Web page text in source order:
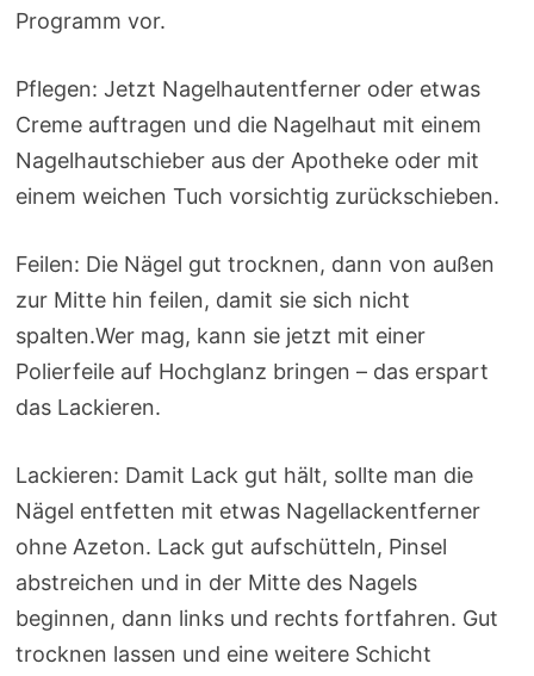
Programm vor.
Pflegen: Jetzt Nagelhautentferner oder etwas
Creme auftragen und die Nagelhaut mit einem
Nagelhautschieber aus der Apotheke oder mit
einem weichen Tuch vorsichtig zurückschieben.
Feilen: Die Nägel gut trocknen, dann von außen
zur Mitte hin feilen, damit sie sich nicht
spalten.Wer mag, kann sie jetzt mit einer
Polierfeile auf Hochglanz bringen – das erspart
das Lackieren.
Lackieren: Damit Lack gut hält, sollte man die
Nägel entfetten mit etwas Nagellackentferner
ohne Azeton. Lack gut aufschütteln, Pinsel
abstreichen und in der Mitte des Nagels
beginnen, dann links und rechts fortfahren. Gut
trocknen lassen und eine weitere Schicht